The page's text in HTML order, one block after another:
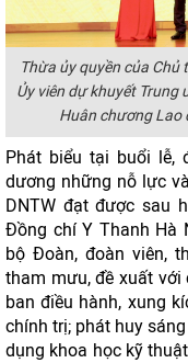
Thừa ủy quyền của Chủ
Ủy viên dự khuyết Trung
Huân chương Lao
Phát biểu tại buổi lễ,
dương những nỗ lực
DNTW đạt được sau
Đồng chí Y Thanh Hà
bộ Đoàn, đoàn viên,
tham mưu, đề xuất với
ban điều hành, xung
chính trị; phát huy
dụng khoa học kỹ